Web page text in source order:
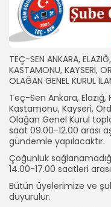
TEÇ-SEN ANKARA,
KASTAMONU, KAYSERİ,
OLAĞAN GENEL KURUL
Teç-Sen Ankara,
Kastamonu, Kayseri,
Olağan Genel Kurul
saat 09.00-12.00 arası
gündemle yapılacaktır.
Çoğunluk
14.00-17.00 saatleri
Bütün üyelerimize ve
duyurulur.